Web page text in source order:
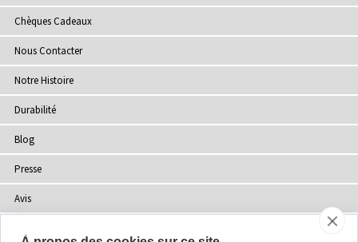
Chèques Cadeaux
Nous Contacter
Notre Histoire
Durabilité
Blog
Presse
Avis